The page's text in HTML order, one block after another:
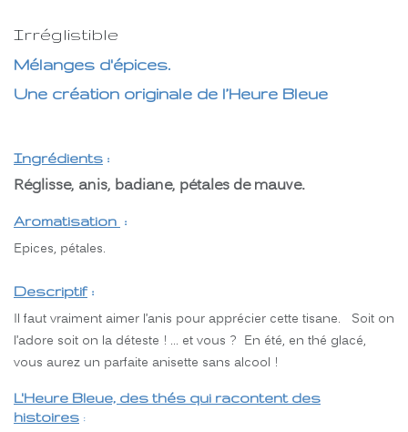
Irréglistible
Mélanges d'épices.
Une création originale de l’Heure Bleue
Ingrédients :
Réglisse, anis, badiane, pétales de mauve.
Aromatisation :
Epices, pétales.
Descriptif:
Il faut vraiment aimer l’anis pour apprécier cette tisane. Soit on
l’adore soit on la déteste ! … et vous ? En été, en thé glacé,
vous aurez un parfaite anisette sans alcool !
L'Heure Bleue, des thés qui racontent des
histoires :